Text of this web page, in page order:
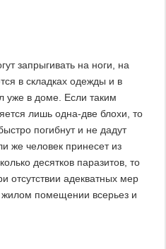
запрыгивать на ноги, на
в складках одежды и в
уже в доме. Если таким
лишь одна-две блохи, то
погибнут и не дадут
же человек принесет из
десятков паразитов, то
отсутствии адекватных мер
помещении всерьез и